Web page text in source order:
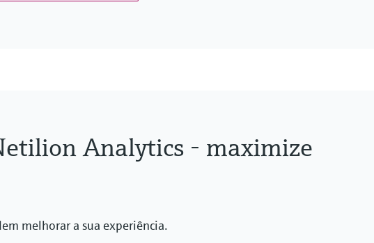
Analytics - maximize
melhorar a sua experiência.